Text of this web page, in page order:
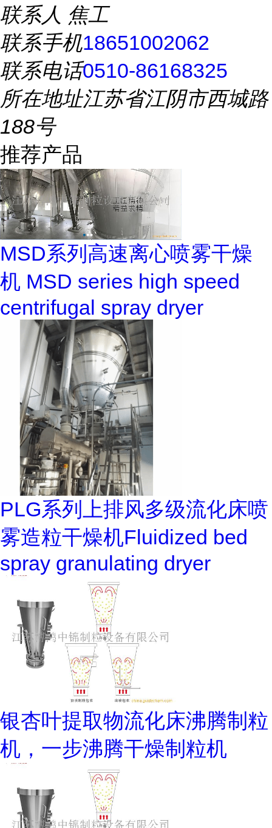
联系人 焦工
联系手机18651002062
联系电话0510-86168325
所在地址江苏省江阴市西城路
188号
推荐产品
MSD系列高速离心喷雾干燥
机 MSD series high speed
centrifugal spray dryer
PLG系列上排风多级流化床喷
雾造粒干燥机Fluidized bed
spray granulating dryer
银杏叶提取物流化床沸腾制粒
机，一步沸腾干燥制粒机